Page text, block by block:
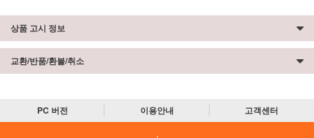
상품 고시 정보
교환/반품/환불/취소
PC 버전 이용안내 고객센터